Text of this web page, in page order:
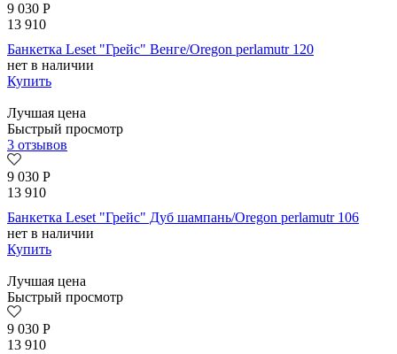
9 030 Р
13 910
Банкетка Leset "Грейс" Венге/Oregon perlamutr 120
нет в наличии
Купить
Лучшая цена
Быстрый просмотр
3 отзывов
9 030 Р
13 910
Банкетка Leset "Грейс" Дуб шампань/Oregon perlamutr 106
нет в наличии
Купить
Лучшая цена
Быстрый просмотр
9 030 Р
13 910